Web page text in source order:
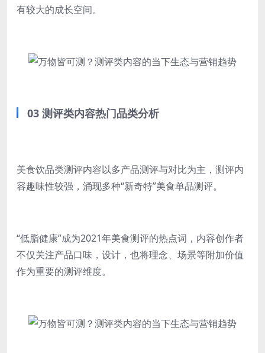
有较大的成长空间。
03 测评类内容热门品类分析
美食饮品类测评内容以多产品测评与对比为主，测评内
容趣味性较强，涌现多种“新奇特”美食单品测评。
“低脂健康”成为2021年美食测评的热点词，内容创作者
不仅关注产品口味，设计，也将理念、场景等附加价值
作为重要的测评维度。